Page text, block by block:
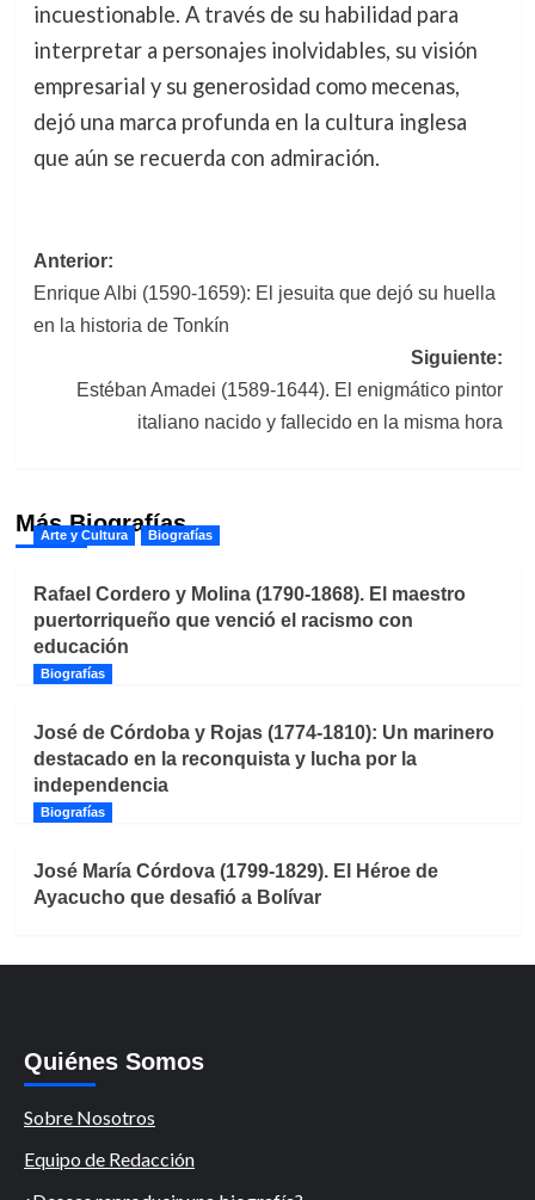
incuestionable. A través de su habilidad para
interpretar a personajes inolvidables, su visión
empresarial y su generosidad como mecenas,
dejó una marca profunda en la cultura inglesa
que aún se recuerda con admiración.
Navegación
de
Anterior:
Enrique Albi (1590-1659): El jesuita que dejó su huella
en la historia de Tonkín
Siguiente:
Estéban Amadei (1589-1644). El enigmático pintor
italiano nacido y fallecido en la misma hora
Más Biografías
Arte y Cultura Biografías
Rafael Cordero y Molina (1790-1868). El maestro
puertorriqueño que venció el racismo con
educación
Biografías
José de Córdoba y Rojas (1774-1810): Un marinero
destacado en la reconquista y lucha por la
independencia
Biografías
José María Córdova (1799-1829). El Héroe de
Ayacucho que desafió a Bolívar
Quiénes Somos
Sobre Nosotros
Equipo de Redacción